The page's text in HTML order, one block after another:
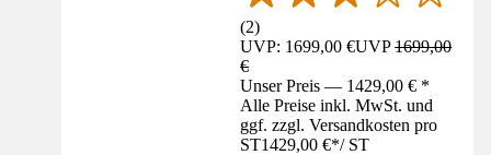
(2)
UVP: 1699,00 €UVP1699,00
€
Unser Preis — 1429,00 € *
Alle Preise inkl. MwSt. und
ggf. zzgl. Versandkosten pro
ST1429,00 €*/ ST